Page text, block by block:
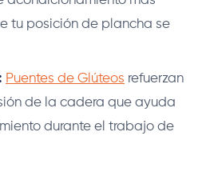
tu posición de plancha se
Puentes de Glúteos refuerzan
de la cadera que ayuda
durante el trabajo de